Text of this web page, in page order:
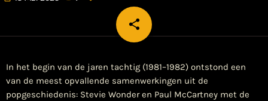
share
email
In het begin van de jaren tachtig (1981–1982) ontstond een
van de meest opvallende samenwerkingen uit de
popgeschiedenis: Stevie Wonder en Paul McCartney met de